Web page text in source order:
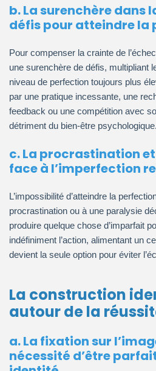
b. La surenchère dans
défis pour atteindre la
Pour compenser la crainte de
une surenchère de défis, multipliant
niveau de perfection toujours plus
par une pratique incessante, une
feedback ou une compétition avec
détriment du bien-être psychologique.
c. La procrastination
face à l’imperfection
L’impossibilité d’atteindre la
procrastination ou à une paralysie
produire quelque chose d’imparfait
indéfiniment l’action, alimentant un
devient la seule option pour éviter
La construction
autour de la
a. La fixation sur
nécessité d’être